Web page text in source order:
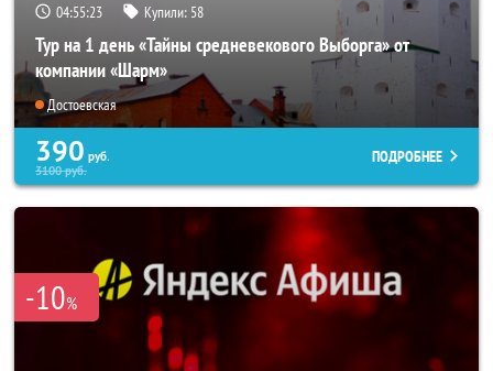
04:55:22 Купили: 58
Тур на 1 день «Тайны средневекового Выборга» от
компании «Шарм»
Достоевская
390 руб.
3100руб.
ПОДРОБНЕЕ
-10%